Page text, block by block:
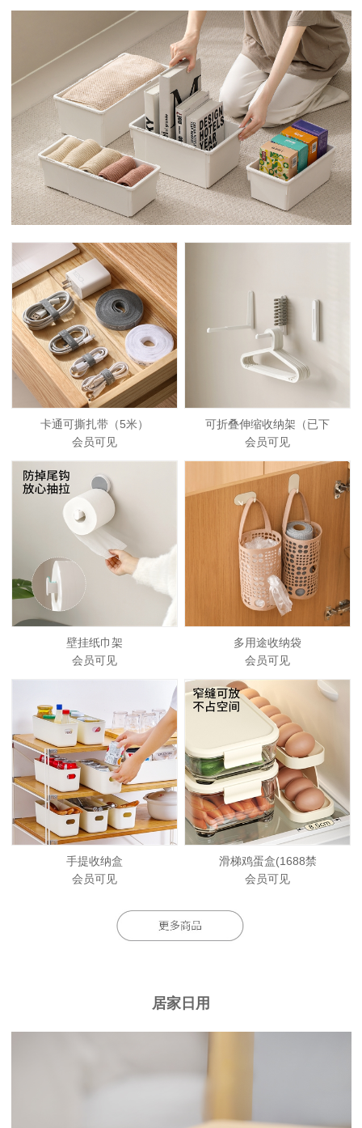
卡通可撕扎带（5米）
会员可见
可折叠伸缩收纳架（已下
会员可见
壁挂纸巾架
会员可见
多用途收纳袋
会员可见
手提收纳盒
会员可见
滑梯鸡蛋盒(1688禁
会员可见
居家日用